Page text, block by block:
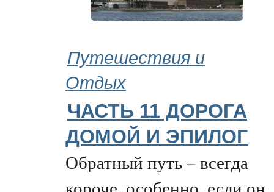
Путешествия и
Отдых
ЧАСТЬ 11 ДОРОГА
ДОМОЙ И ЭПИЛОГ
Обратный путь – всегда